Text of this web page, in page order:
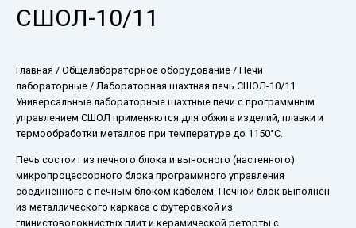
СШОЛ-10/11
Главная / Общелабораторное оборудование / Печи
лабораторные / Лабораторная шахтная печь СШОЛ-10/11
Универсальные лабораторные шахтные печи с программным
управлением СШОЛ применяются для обжига изделий, плавки и
термообработки металлов при температуре до 1150°С.
Печь состоит из печного блока и выносного (настенного)
микропроцессорного блока программного управления
соединенного с печным блоком кабелем. Печной блок выполнен
из металлического каркаса с футеровкой из
глинистоволокнистых плит и керамической реторты с